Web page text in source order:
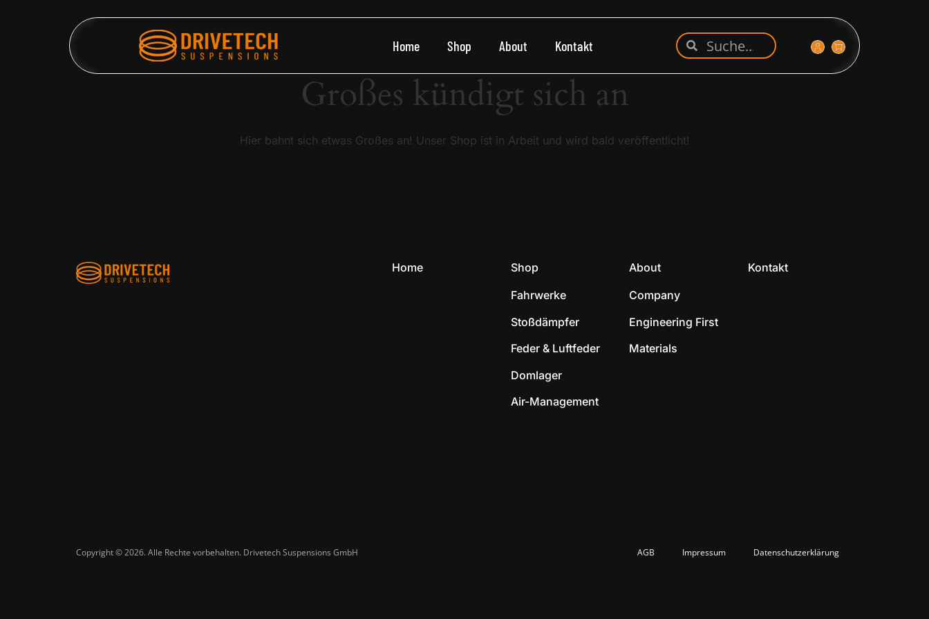
Home Shop About Kontakt
Großes kündigt sich an
Hier bahnt sich etwas Großes an! Unser Shop ist in Arbeit und wird bald veröffentlicht!
Home
Shop
Fahrwerke
Stoßdämpfer
Feder & Luftfeder
Domlager
Air-Management
About
Company
Engineering First
Materials
Kontakt
Copyright © 2026. Alle Rechte vorbehalten. Drivetech Suspensions GmbH​ AGB Impressum Datenschutzerklärung